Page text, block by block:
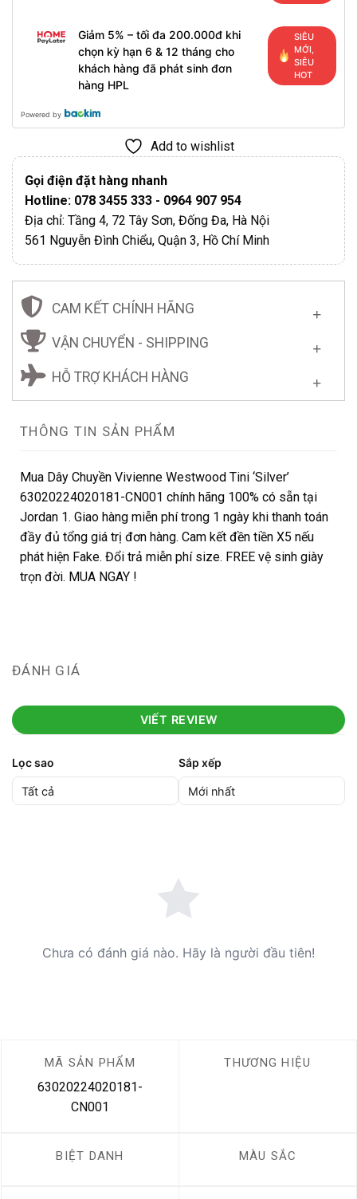
Giảm 5% – tối đa 200.000đ khi
chọn kỳ hạn 6 & 12 tháng cho
khách hàng đã phát sinh đơn
hàng HPL
SIÊU
MỚI,
SIÊU
HOT
Powered by
Add to wishlist
Gọi điện đặt hàng nhanh
Hotline: 078 3455 333 - 0964 907 954
Địa chỉ: Tầng 4, 72 Tây Sơn, Đống Đa, Hà Nội
561 Nguyễn Đình Chiểu, Quận 3, Hồ Chí Minh
CAM KẾT CHÍNH HÃNG
VẬN CHUYỂN - SHIPPING
HỖ TRỢ KHÁCH HÀNG
THÔNG TIN SẢN PHẨM
Mua Dây Chuyền Vivienne Westwood Tini ‘Silver’
63020224020181-CN001 chính hãng 100% có sẵn tại
Jordan 1. Giao hàng miễn phí trong 1 ngày khi thanh toán
đầy đủ tổng giá trị đơn hàng. Cam kết đền tiền X5 nếu
phát hiện Fake. Đổi trả miễn phí size. FREE vệ sinh giày
trọn đời. MUA NGAY !
ĐÁNH GIÁ
VIẾT REVIEW
Lọc sao Sắp xếp
Chưa có đánh giá nào. Hãy là người đầu tiên!
MÃ SẢN PHẨM
63020224020181-
CN001
THƯƠNG HIỆU
BIỆT DANH MÀU SẮC